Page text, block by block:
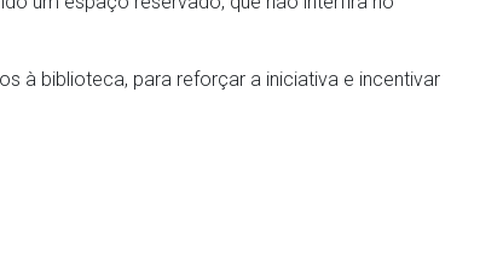
à biblioteca, para reforçar a iniciativa e incentivar